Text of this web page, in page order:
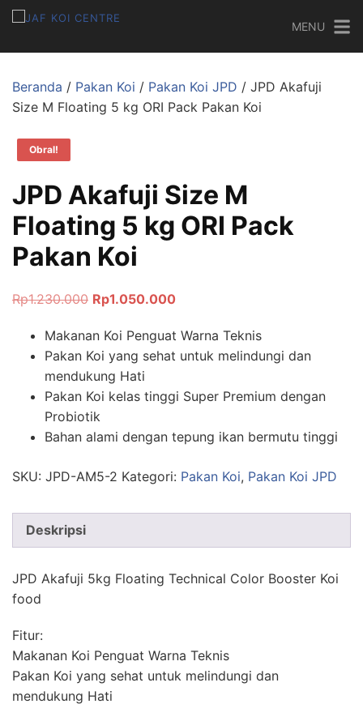
MENU
Beranda / Pakan Koi / Pakan Koi JPD / JPD Akafuji
Size M Floating 5 kg ORI Pack Pakan Koi
Obral!
JPD Akafuji Size M
Floating 5 kg ORI Pack
Pakan Koi
Rp1.230.000 Rp1.050.000
Makanan Koi Penguat Warna Teknis
Pakan Koi yang sehat untuk melindungi dan
mendukung Hati
Pakan Koi kelas tinggi Super Premium dengan
Probiotik
Bahan alami dengan tepung ikan bermutu tinggi
SKU: JPD-AM5-2 Kategori: Pakan Koi, Pakan Koi JPD
Deskripsi
JPD Akafuji 5kg Floating Technical Color Booster Koi
food
Fitur:
Makanan Koi Penguat Warna Teknis
Pakan Koi yang sehat untuk melindungi dan
mendukung Hati